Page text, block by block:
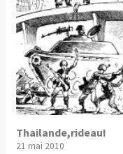
Thailande,rideau!
21 mai 2010